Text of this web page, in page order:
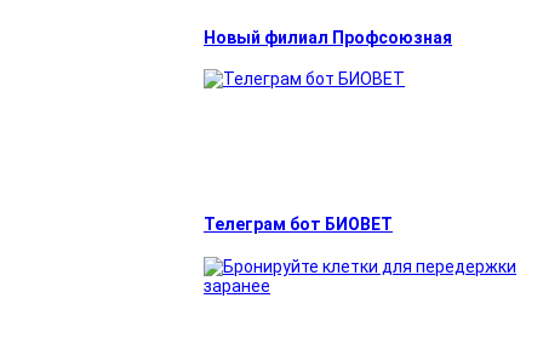
Новый филиал Профсоюзная
Телеграм бот БИОВЕТ